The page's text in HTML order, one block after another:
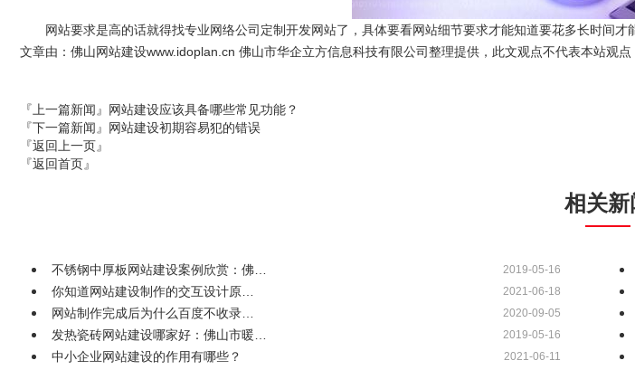
网站要求是高的话就得找专业网络公司定制开发网站了，具体要看网站细节要求才能知道要花多长时间才
文章由：佛山网站建设www.idoplan.cn 佛山市华企立方信息科技有限公司整理提供，此文观点不代表本站观点
『上一篇新闻』 网站建设应该具备哪些常见功能？
『下一篇新闻』 网站建设初期容易犯的错误
『返回上一页』
『返回首页』
相关新
不锈钢中厚板网站建设案例欣赏：佛… 2019-05-16
你知道网站建设制作的交互设计原… 2021-06-18
网站制作完成后为什么百度不收录… 2020-09-05
发热瓷砖网站建设哪家好：佛山市暖… 2019-05-16
中小企业网站建设的作用有哪些？ 2021-06-11